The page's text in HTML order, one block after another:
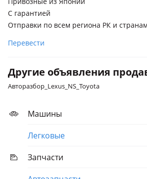
Lexus GS 430
2000 - 2004 2 поколение рестайлинг
1997 - 2000 2 поколение (S16)
С гарантией
Отправки по всем региона РК и
Перевести
Другие объявления
Авторазбор_Lexus_NS_Toyota
Машины
Легковые
Запчасти